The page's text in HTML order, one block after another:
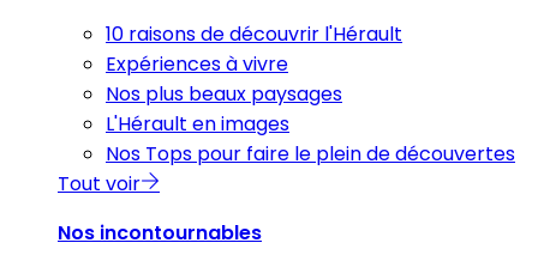
10 raisons de découvrir l'Hérault
Expériences à vivre
Nos plus beaux paysages
L'Hérault en images
Nos Tops pour faire le plein de découvertes
Tout voir
Nos incontournables